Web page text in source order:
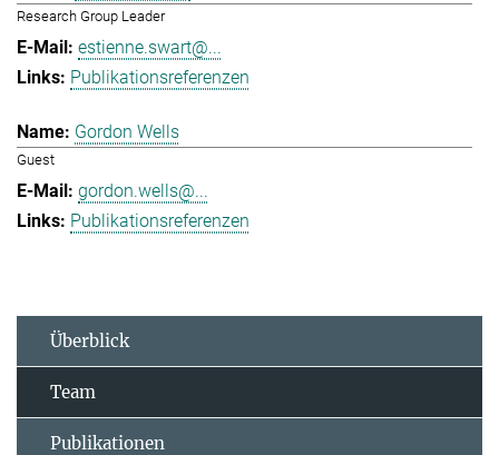
Research Group Leader
estienne.swart@...
Publikationsreferenzen
Gordon Wells
Guest
gordon.wells@...
Publikationsreferenzen
Überblick
Team
Publikationen